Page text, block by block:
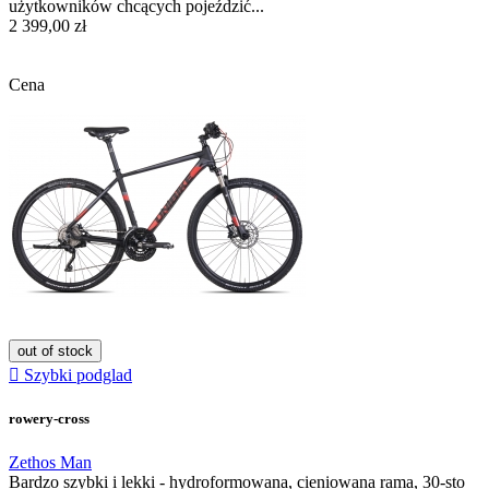
użytkowników chcących pojeździć...
2 399,00 zł
Cena
out of stock
 Szybki podglad
rowery-cross
Zethos Man
Bardzo szybki i lekki - hydroformowana, cieniowana rama, 30-sto